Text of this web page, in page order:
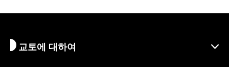
교토에 대하여